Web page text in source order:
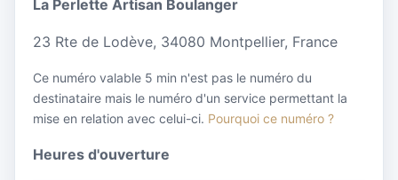
La Perlette Artisan Boulanger
23 Rte de Lodève, 34080 Montpellier, France
Ce numéro valable 5 min n'est pas le numéro du
destinataire mais le numéro d'un service permettant la
mise en relation avec celui-ci. Pourquoi ce numéro ?
Heures d'ouverture